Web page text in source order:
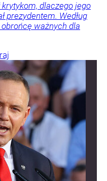
dlaczego jego
prezydentem. Według
ważnych dla